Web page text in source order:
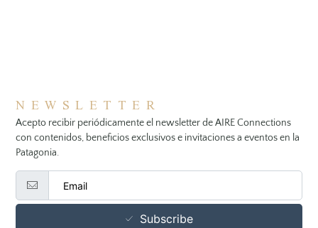
NEWSLETTER
Acepto recibir periódicamente el newsletter de AIRE Connections
con contenidos, beneficios exclusivos e invitaciones a eventos en la
Patagonia.
Subscribe